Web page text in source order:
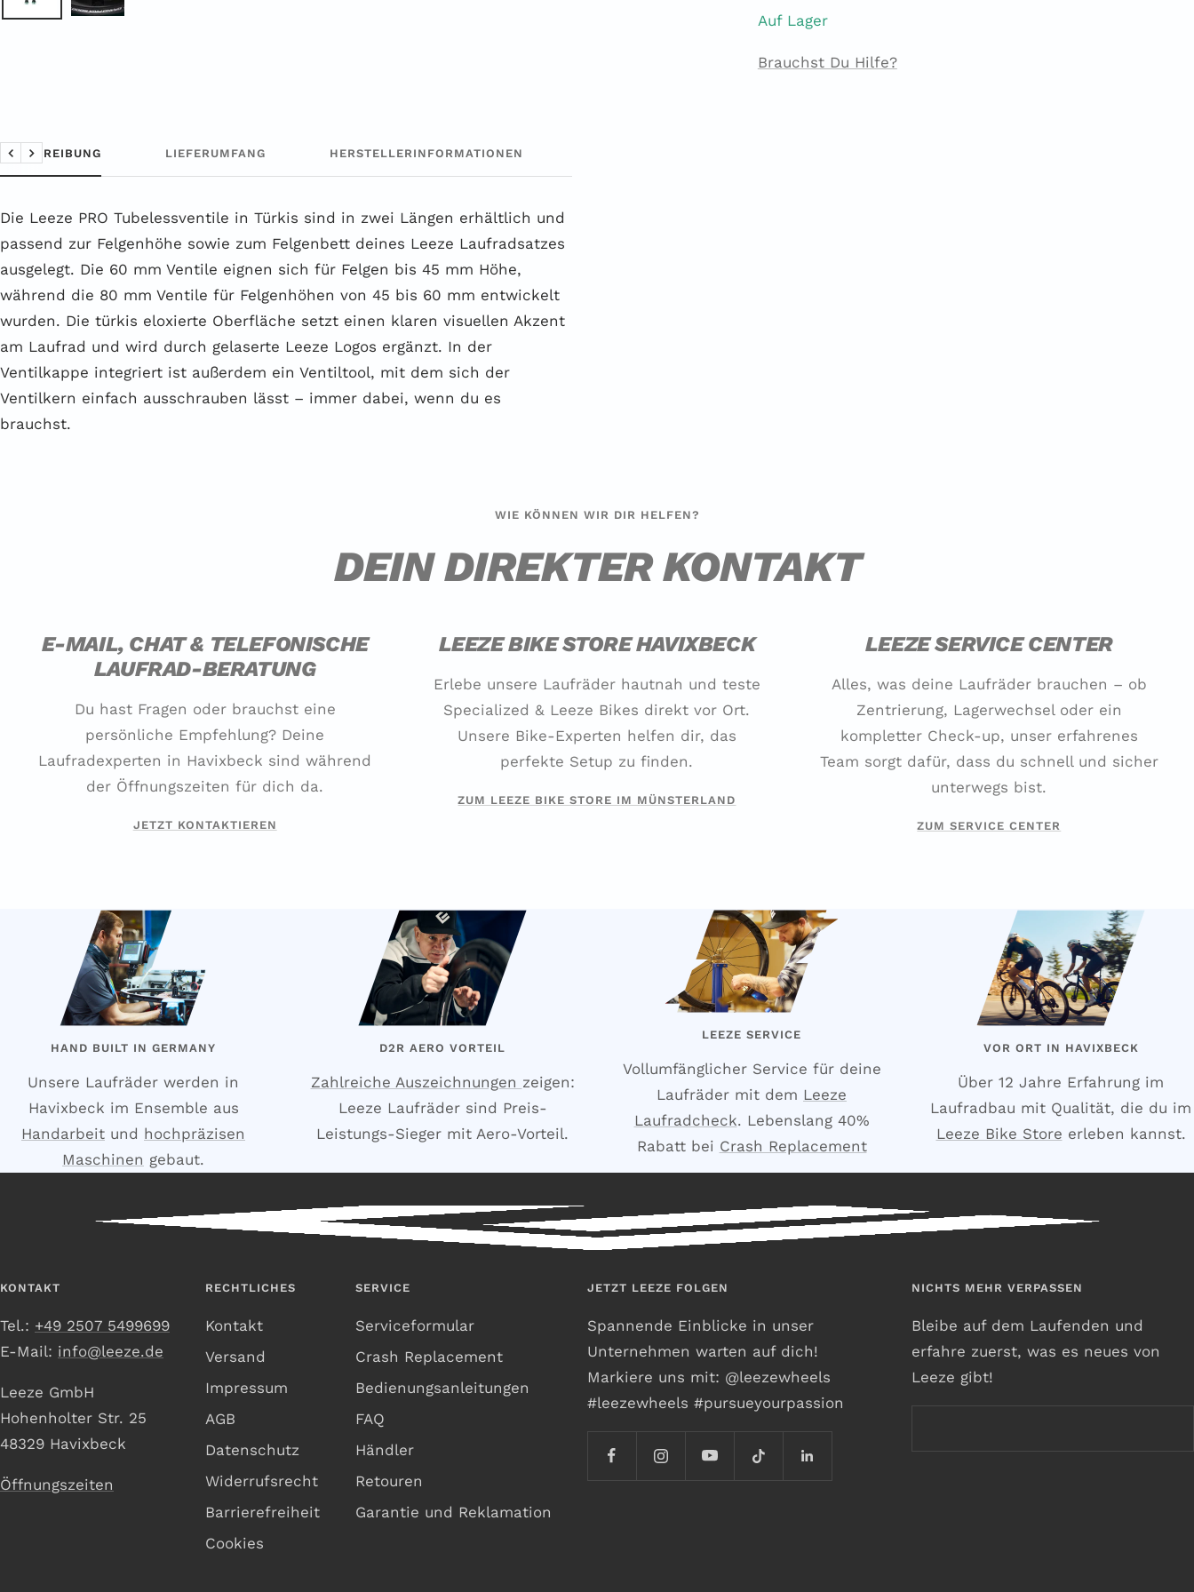
Auf Lager
Brauchst Du Hilfe?
BESCHREIBUNG LIEFERUMFANG HERSTELLERINFORMATIONEN
Zurück
Weiter
Die Leeze PRO Tubelessventile in Türkis sind in zwei Längen erhältlich und
passend zur Felgenhöhe sowie zum Felgenbett deines Leeze Laufradsatzes
ausgelegt. Die 60 mm Ventile eignen sich für Felgen bis 45 mm Höhe,
während die 80 mm Ventile für Felgenhöhen von 45 bis 60 mm entwickelt
wurden. Die türkis eloxierte Oberfläche setzt einen klaren visuellen Akzent
am Laufrad und wird durch gelaserte Leeze Logos ergänzt. In der
Ventilkappe integriert ist außerdem ein Ventiltool, mit dem sich der
Ventilkern einfach ausschrauben lässt – immer dabei, wenn du es
brauchst.
WIE KÖNNEN WIR DIR HELFEN?
DEIN DIREKTER KONTAKT
E-MAIL, CHAT & TELEFONISCHE
LAUFRAD-BERATUNG
Du hast Fragen oder brauchst eine
persönliche Empfehlung? Deine
Laufradexperten in Havixbeck sind während
der Öffnungszeiten für dich da.
JETZT KONTAKTIEREN
LEEZE BIKE STORE HAVIXBECK
Erlebe unsere Laufräder hautnah und teste
Specialized & Leeze Bikes direkt vor Ort.
Unsere Bike-Experten helfen dir, das
perfekte Setup zu finden.
ZUM LEEZE BIKE STORE IM MÜNSTERLAND
LEEZE SERVICE CENTER
Alles, was deine Laufräder brauchen – ob
Zentrierung, Lagerwechsel oder ein
kompletter Check-up, unser erfahrenes
Team sorgt dafür, dass du schnell und sicher
unterwegs bist.
ZUM SERVICE CENTER
HAND BUILT IN GERMANY
Unsere Laufräder werden in
Havixbeck im Ensemble aus
Handarbeit und hochpräzisen
Maschinen gebaut.
D2R AERO VORTEIL
Zahlreiche Auszeichnungen zeigen:
Leeze Laufräder sind Preis-
Leistungs-Sieger mit Aero-Vorteil.
LEEZE SERVICE
Vollumfänglicher Service für deine
Laufräder mit dem Leeze
Laufradcheck. Lebenslang 40%
Rabatt bei Crash Replacement
VOR ORT IN HAVIXBECK
Über 12 Jahre Erfahrung im
Laufradbau mit Qualität, die du im
Leeze Bike Store erleben kannst.
KONTAKT
Tel.: +49 2507 5499699
E-Mail: info@leeze.de
Leeze GmbH
Hohenholter Str. 25
48329 Havixbeck
Öffnungszeiten
RECHTLICHES
Kontakt
Versand
Impressum
AGB
Datenschutz
Widerrufsrecht
Barrierefreiheit
Cookies
SERVICE
Serviceformular
Crash Replacement
Bedienungsanleitungen
FAQ
Händler
Retouren
Garantie und Reklamation
JETZT LEEZE FOLGEN
Spannende Einblicke in unser
Unternehmen warten auf dich!
Markiere uns mit: @leezewheels
#leezewheels #pursueyourpassion
NICHTS MEHR VERPASSEN
Bleibe auf dem Laufenden und
erfahre zuerst, was es neues von
Leeze gibt!